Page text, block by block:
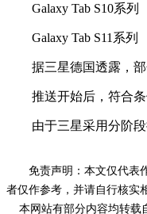
Galaxy Tab S10系列
Galaxy Tab S11系列
据三星德国透露，部分
推送开始后，符合条件
由于三星采用分阶段推
免责声明：本文仅代表
者仅作参考，并请自行核实
本网站有部分内容均转载